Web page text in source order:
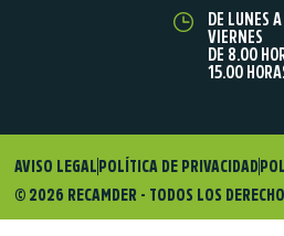
DE LUNES A
VIERNES
DE 8.00
15.00
© 2026 RECAMDER - TODOS LOS
AVISO LEGAL POLÍTICA DE PRIVACIDAD